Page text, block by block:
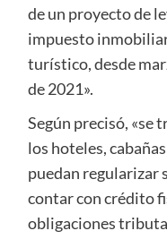
de un proyecto de
impuesto
turístico, desde
de 2021».
Según precisó, «se
los hoteles,
puedan regularizar
contar con crédito
obligaciones